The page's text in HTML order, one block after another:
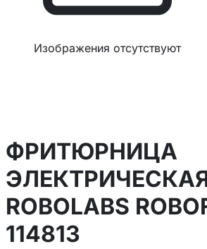
Изображения отсутствуют
ФРИТЮРНИЦА
ROBOLABS
114813